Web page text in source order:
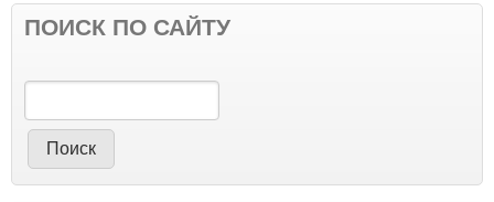
ПОИСК ПО САЙТУ
Поиск